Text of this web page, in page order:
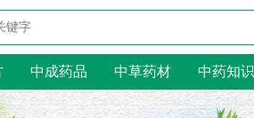
中成药品 中草药材 中药知识